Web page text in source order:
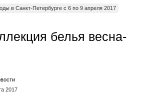
в Санкт-Петербурге с 6 по 9 апреля 2017
белья весна-
2017